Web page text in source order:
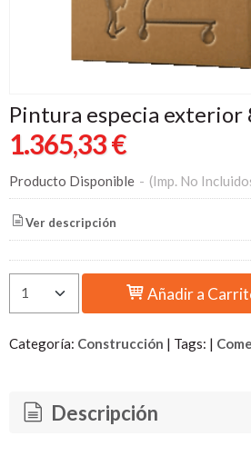
Pintura especia exterior
1.365,33 €
Producto Disponible - (Imp. No
Ver descripción
Añadir a
Categoría: Construcción | Tags: |
Descripción